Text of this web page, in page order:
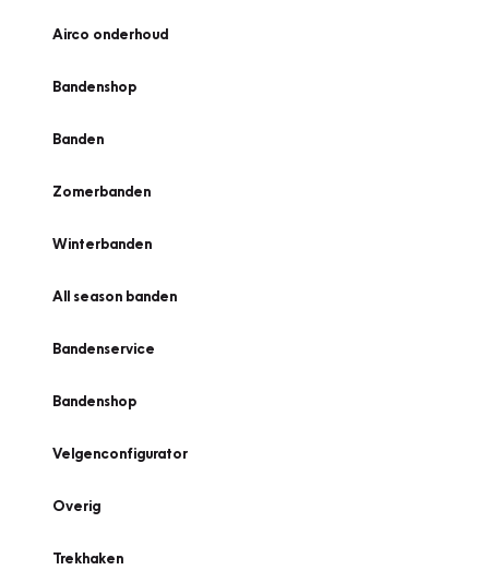
Airco onderhoud
Bandenshop
Banden
Zomerbanden
Winterbanden
All season banden
Bandenservice
Bandenshop
Velgenconfigurator
Overig
Trekhaken